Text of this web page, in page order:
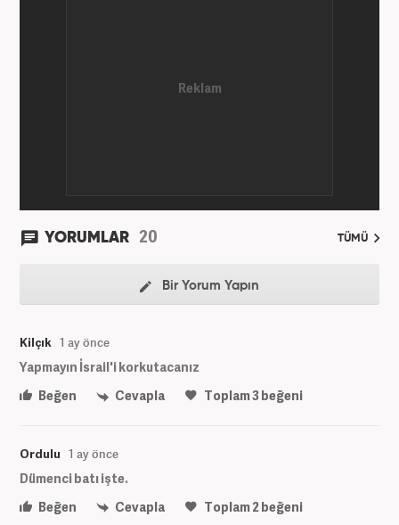
ve teknoloji kategorilerinde birçok haber ve
YORUMLAR 20 TÜMÜ
Bir Yorum Yapın
Kilçık 1 ay önce
Yapmayın İsrail'i korkutacanız
Beğen
Cevapla Toplam3beğeni
Ordulu 1 ay önce
Dümenci batı işte.
Beğen
Cevapla Toplam2 beğeni